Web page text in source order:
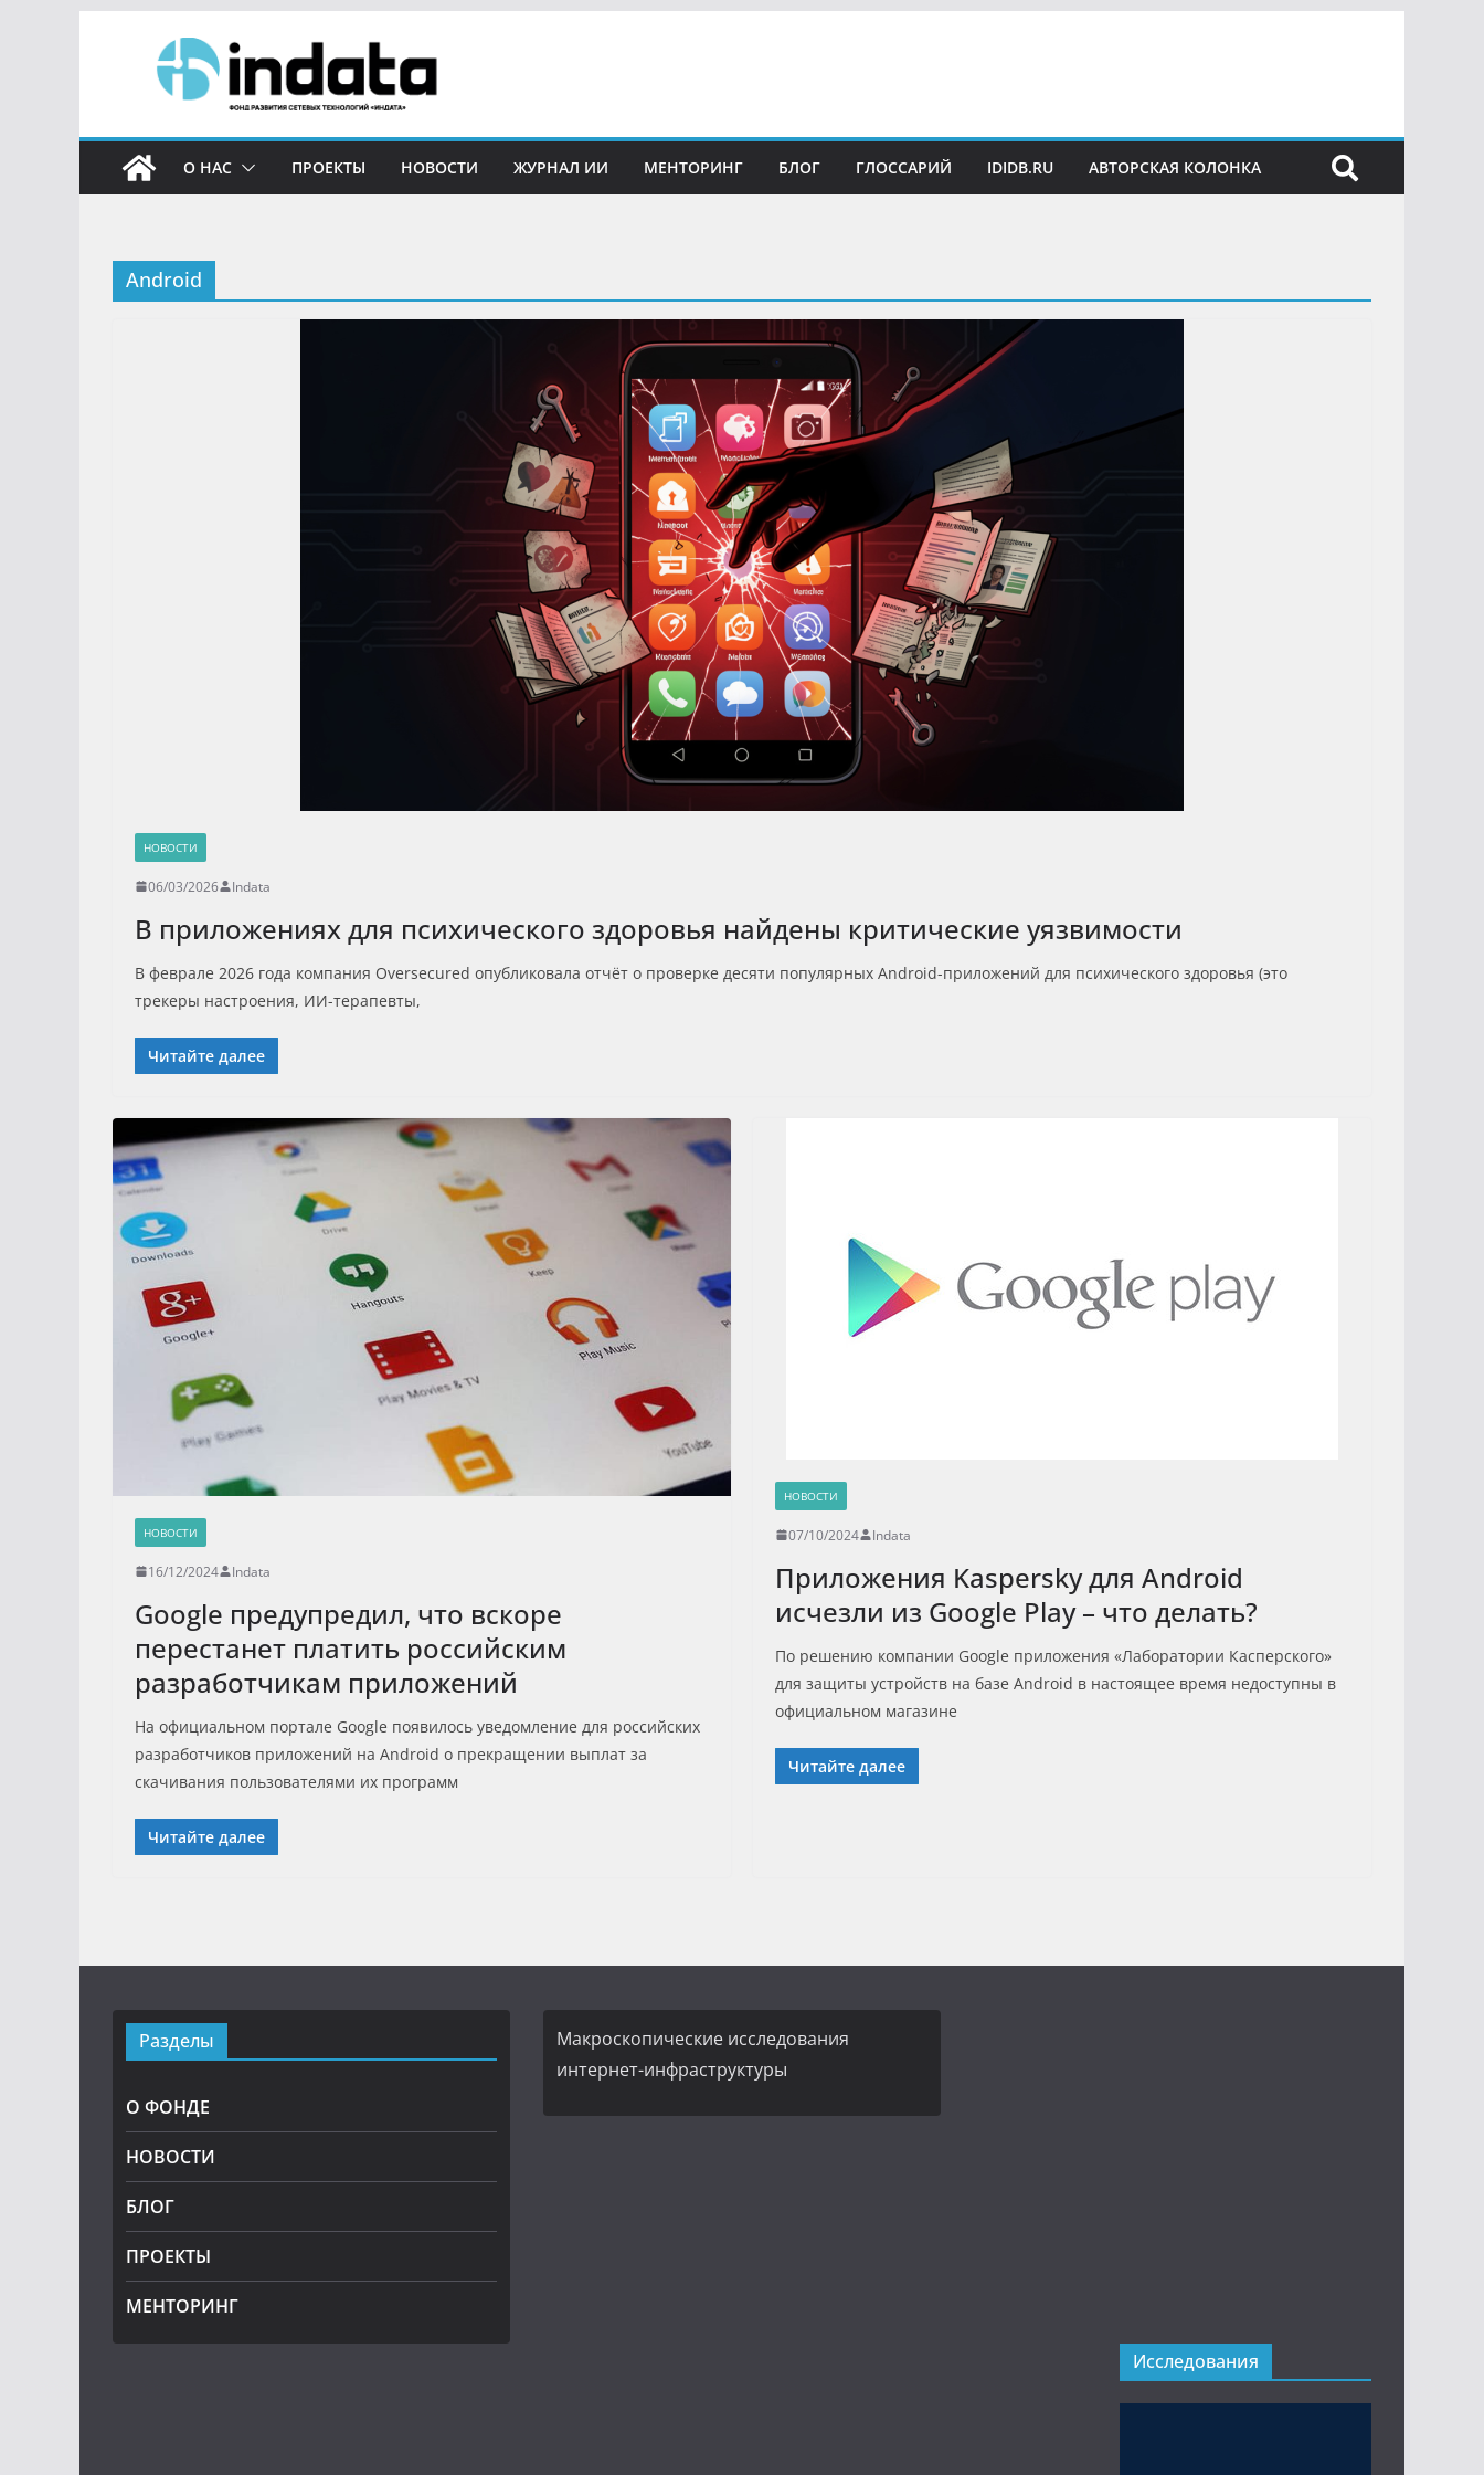
О НАС ПРОЕКТЫ НОВОСТИ ЖУРНАЛ ИИ МЕНТОРИНГ БЛОГ ГЛОССАРИЙ IDIDB.RU АВТОРСКАЯ КОЛОНКА
Android
НОВОСТИ
06/03/2026 Indata
В приложениях для психического здоровья найдены критические уязвимости
В феврале 2026 года компания Oversecured опубликовала отчёт о проверке десяти популярных Android-приложений для психического здоровья (это
трекеры настроения, ИИ-терапевты,
Читайте далее
НОВОСТИ
16/12/2024 Indata
Google предупредил, что вскоре
перестанет платить российским
разработчикам приложений
На официальном портале Google появилось уведомление для российских
разработчиков приложений на Android о прекращении выплат за
скачивания пользователями их программ
Читайте далее
НОВОСТИ
07/10/2024 Indata
Приложения Kaspersky для Android
исчезли из Google Play – что делать?
По решению компании Google приложения «Лаборатории Касперского»
для защиты устройств на базе Android в настоящее время недоступны в
официальном магазине
Читайте далее
Разделы
О ФОНДЕ
НОВОСТИ
БЛОГ
ПРОЕКТЫ
МЕНТОРИНГ
Макроскопические исследования
интернет-инфраструктуры
Исследования